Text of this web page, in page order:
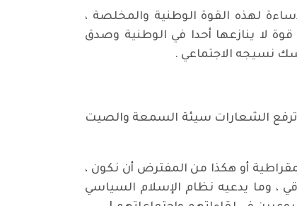
لهذه القوة الوطنية والمخلصة ،
لا ينازعها أحدا في الوطنية وصدق
نسيجه الاجتماعي .
الشعارات سيئة السمعة والصيت
أو هكذا من المفترض أن نكون ،
، وما يدعيه نظام الإسلام السياسي